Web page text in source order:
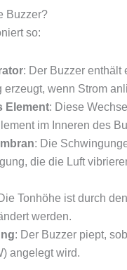
Buzzer?
so:
: Der Buzzer enthält
wenn Strom
Element: Diese
im Inneren des
: Die
die die Luft
Tonhöhe ist durch
werden.
: Der Buzzer piept,
angelegt wird.